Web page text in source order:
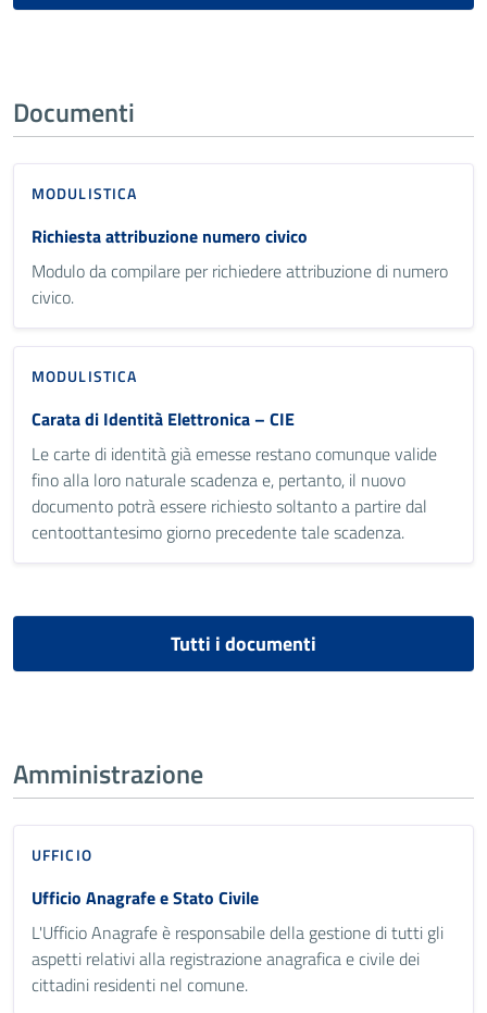
Documenti
MODULISTICA
Richiesta attribuzione numero civico
Modulo da compilare per richiedere attribuzione di numero
civico.
MODULISTICA
Carata di Identità Elettronica – CIE
Le carte di identità già emesse restano comunque valide
fino alla loro naturale scadenza e, pertanto, il nuovo
documento potrà essere richiesto soltanto a partire dal
centoottantesimo giorno precedente tale scadenza.
Tutti i documenti
Amministrazione
UFFICIO
Ufficio Anagrafe e Stato Civile
L'Ufficio Anagrafe è responsabile della gestione di tutti gli
aspetti relativi alla registrazione anagrafica e civile dei
cittadini residenti nel comune.